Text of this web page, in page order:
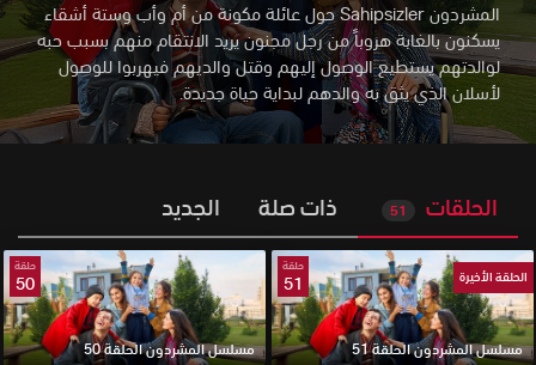
المشردون Sahipsizler حول عائلة مكونة من أم وأب وستة أشقاء
يسكنون بالغابة هروباً من رجل مجنون يريد الانتقام منهم بسبب حبه
لوالدتهم يستطيع الوصول إليهم وقتل والديهم فيهربوا للوصول
لأسلان الذي يثق به والدهم لبداية حياة جديدة.
الحلقات 51 ذات صلة الجديد
الحلقة الأخيرة
حلقة
51
مسلسل المشردون الحلقة 51
حلقة
50
مسلسل المشردون الحلقة 50